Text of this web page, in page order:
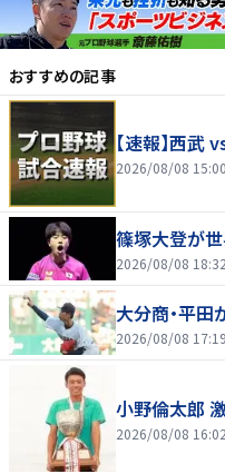
おすすめの記事
【速報】西武
2026/08/08 15:00
篠塚大登が
2026/08/08 18:32
大分商・平
2026/08/08 17:19
小野倫太郎
2026/08/08 16:02